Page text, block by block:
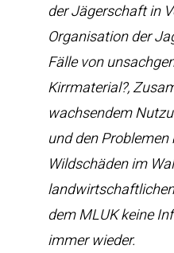
der Jägerschaft in
Organisation der
Fälle von
Kirrmaterial?,
wachsendem
und den
Wildschäden im
dem MLUK keine
immer wieder.